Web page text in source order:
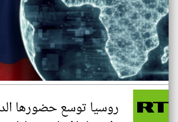
روسيا توسع حضورها